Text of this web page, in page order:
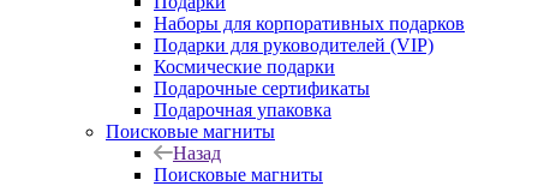
Наборы для корпоративных подарков
Подарки для руководителей (VIP)
Космические подарки
Подарочные сертификаты
Подарочная упаковка
Поисковые магниты
Назад
Поисковые магниты